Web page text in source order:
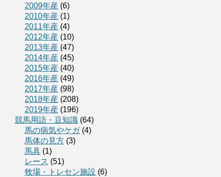
2009年産 (6)
2010年産 (1)
2011年産 (4)
2012年産 (10)
2013年産 (47)
2014年産 (45)
2015年産 (40)
2016年産 (49)
2017年産 (98)
2018年産 (208)
2019年産 (196)
競馬用語・豆知識 (64)
馬の病気やケガ(4)
馬体の見方 (3)
馬具 (1)
レース (51)
牧場・トレセン施設 (6)